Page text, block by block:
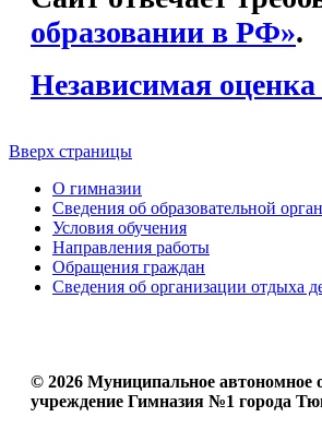
образовании в РФ».
Независимая оценка
Вверх страницы
О гимназии
Сведения об образовательной
Условия обучения
Направления работы
Обращения граждан
Сведения об организации отдыха
© 2026 Муниципальное автономное
учреждение Гимназия №1 города